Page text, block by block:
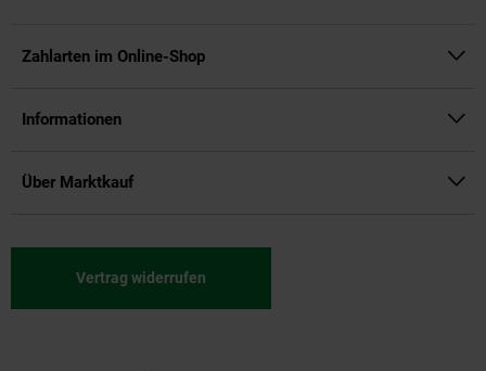
Zahlarten im Online-Shop
Informationen
Über Marktkauf
Vertrag widerrufen